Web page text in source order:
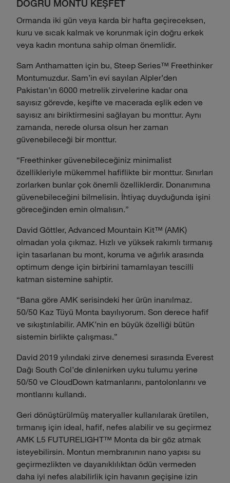
DOĞRU MONTU KEŞFET
Ormanda iki gün veya karda bir hafta geçireceksen,
kuru ve sıcak kalmak ve korunmak için doğru erkek
veya kadın montuna sahip olman önemlidir.
Sam Anthamatten için bu, Steep Series™ Freethinker
Montumuzdur. Sam’in evi sayılan Alpler’den
Pakistan’ın 6000 metrelik zirvelerine kadar ona
sayısız görevde, keşifte ve macerada eşlik eden ve
sayısız anı biriktirmesini sağlayan bu monttur. Aynı
zamanda, nerede olursa olsun her zaman
güvenebileceği bir monttur.
“Freethinker güvenebileceğiniz minimalist
özellikleriyle mükemmel hafiflikte bir monttur. Sınırları
zorlarken bunlar çok önemli özelliklerdir. Donanımına
güvenebileceğini bilmelisin. İhtiyaç duyduğunda işini
göreceğinden emin olmalısın.”
David Göttler, Advanced Mountain Kit™ (AMK)
olmadan yola çıkmaz. Hızlı ve yüksek rakımlı tırmanış
için tasarlanan bu mont, koruma ve ağırlık arasında
optimum denge için birbirini tamamlayan tescilli
katman sistemine sahiptir.
“Bana göre AMK serisindeki her ürün inanılmaz.
50/50 Kaz Tüyü Monta bayılıyorum. Son derece hafif
ve sıkıştırılabilir. AMK’nin en büyük özelliği bütün
sistemin birlikte çalışması.”
David 2019 yılındaki zirve denemesi sırasında Everest
Dağı South Col’de dinlenirken uyku tulumu yerine
50/50 ve CloudDown katmanlarını, pantolonlarını ve
montlarını kullandı.
Geri dönüştürülmüş materyaller kullanılarak üretilen,
tırmanış için ideal, hafif, nefes alabilir ve su geçirmez
AMK L5 FUTURELIGHT™ Monta da bir göz atmak
isteyebilirsin. Montun membranının nano yapısı su
geçirmezlikten ve dayanıklılıktan ödün vermeden
daha iyi nefes alabilirlik için havanın geçişine izin